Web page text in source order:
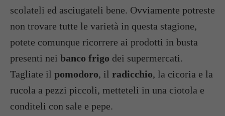
scolateli ed asciugateli bene. Ovviamente potreste
non trovare tutte le varietà in questa stagione,
potete comunque ricorrere ai prodotti in busta
presenti nei banco frigo dei supermercati.
Tagliate il pomodoro, il radicchio, la cicoria e la
rucola a pezzi piccoli, metteteli in una ciotola e
conditeli con sale e pepe.